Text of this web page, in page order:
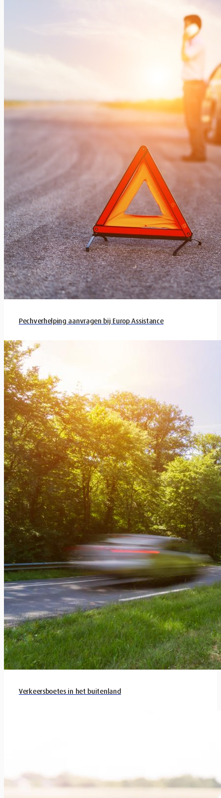
Ontdek hier hoe u dit op efficiënte manier kunt doen in...
Pechverhelping aanvragen bij Europ Assistance
Verkeersboetes in het buitenland